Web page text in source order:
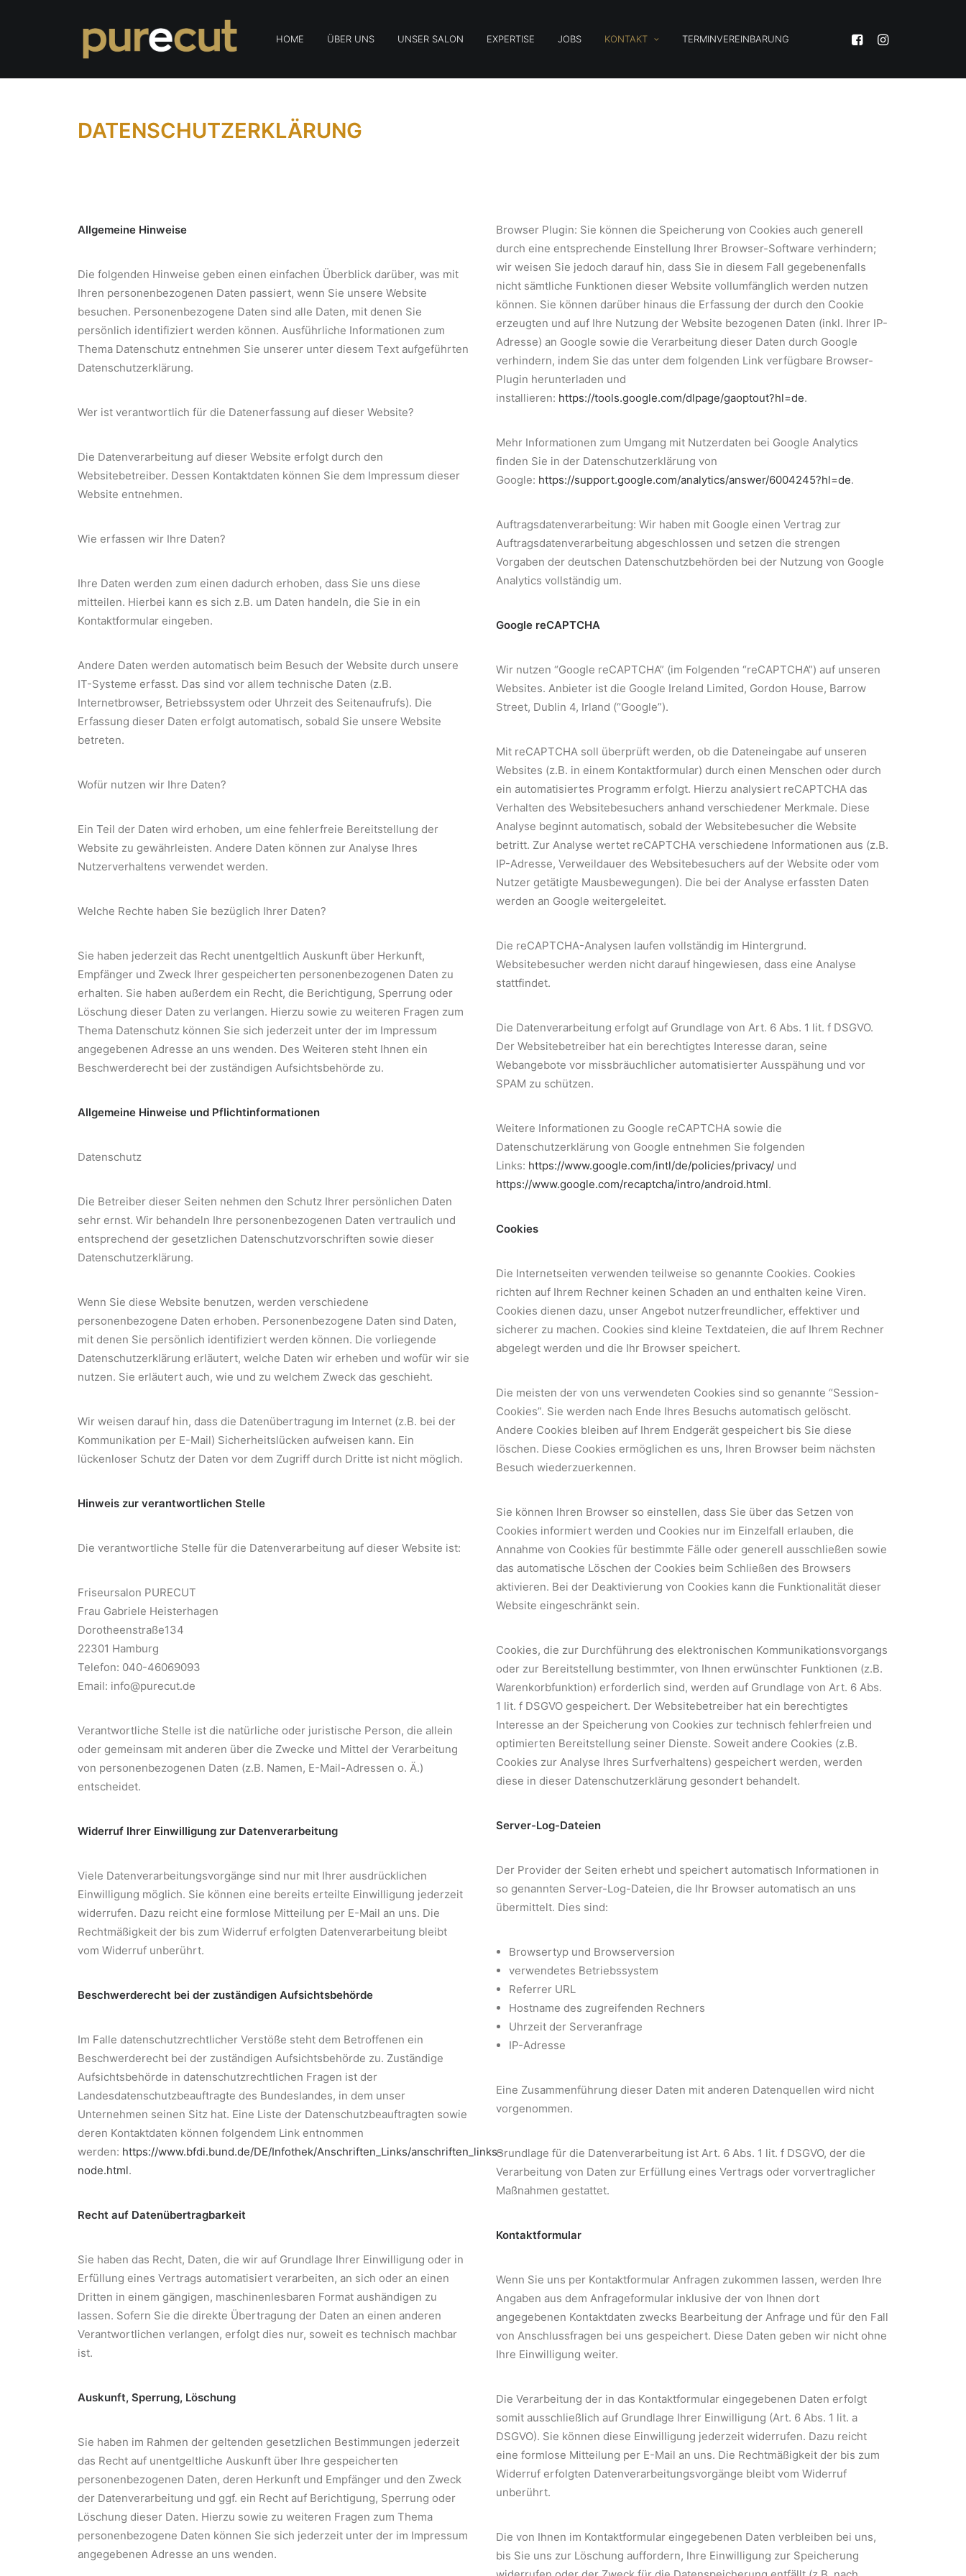
HOME ÜBER UNS UNSER SALON EXPERTISE JOBS KONTAKT TERMINVEREINBARUNG
DATENSCHUTZERKLÄRUNG
Allgemeine Hinweise
Die folgenden Hinweise geben einen einfachen Überblick darüber, was mit
Ihren personenbezogenen Daten passiert, wenn Sie unsere Website
besuchen. Personenbezogene Daten sind alle Daten, mit denen Sie
persönlich identifiziert werden können. Ausführliche Informationen zum
Thema Datenschutz entnehmen Sie unserer unter diesem Text aufgeführten
Datenschutzerklärung.
Wer ist verantwortlich für die Datenerfassung auf dieser Website?
Die Datenverarbeitung auf dieser Website erfolgt durch den
Websitebetreiber. Dessen Kontaktdaten können Sie dem Impressum dieser
Website entnehmen.
Wie erfassen wir Ihre Daten?
Ihre Daten werden zum einen dadurch erhoben, dass Sie uns diese
mitteilen. Hierbei kann es sich z.B. um Daten handeln, die Sie in ein
Kontaktformular eingeben.
Andere Daten werden automatisch beim Besuch der Website durch unsere
IT-Systeme erfasst. Das sind vor allem technische Daten (z.B.
Internetbrowser, Betriebssystem oder Uhrzeit des Seitenaufrufs). Die
Erfassung dieser Daten erfolgt automatisch, sobald Sie unsere Website
betreten.
Wofür nutzen wir Ihre Daten?
Ein Teil der Daten wird erhoben, um eine fehlerfreie Bereitstellung der
Website zu gewährleisten. Andere Daten können zur Analyse Ihres
Nutzerverhaltens verwendet werden.
Welche Rechte haben Sie bezüglich Ihrer Daten?
Sie haben jederzeit das Recht unentgeltlich Auskunft über Herkunft,
Empfänger und Zweck Ihrer gespeicherten personenbezogenen Daten zu
erhalten. Sie haben außerdem ein Recht, die Berichtigung, Sperrung oder
Löschung dieser Daten zu verlangen. Hierzu sowie zu weiteren Fragen zum
Thema Datenschutz können Sie sich jederzeit unter der im Impressum
angegebenen Adresse an uns wenden. Des Weiteren steht Ihnen ein
Beschwerderecht bei der zuständigen Aufsichtsbehörde zu.
Allgemeine Hinweise und Pflichtinformationen
Datenschutz
Die Betreiber dieser Seiten nehmen den Schutz Ihrer persönlichen Daten
sehr ernst. Wir behandeln Ihre personenbezogenen Daten vertraulich und
entsprechend der gesetzlichen Datenschutzvorschriften sowie dieser
Datenschutzerklärung.
Wenn Sie diese Website benutzen, werden verschiedene
personenbezogene Daten erhoben. Personenbezogene Daten sind Daten,
mit denen Sie persönlich identifiziert werden können. Die vorliegende
Datenschutzerklärung erläutert, welche Daten wir erheben und wofür wir sie
nutzen. Sie erläutert auch, wie und zu welchem Zweck das geschieht.
Wir weisen darauf hin, dass die Datenübertragung im Internet (z.B. bei der
Kommunikation per E-Mail) Sicherheitslücken aufweisen kann. Ein
lückenloser Schutz der Daten vor dem Zugriff durch Dritte ist nicht möglich.
Hinweis zur verantwortlichen Stelle
Die verantwortliche Stelle für die Datenverarbeitung auf dieser Website ist:
Friseursalon PURECUT
Frau Gabriele Heisterhagen
Dorotheenstraße134
22301 Hamburg
Telefon: 040-46069093
Email: info@purecut.de
Verantwortliche Stelle ist die natürliche oder juristische Person, die allein
oder gemeinsam mit anderen über die Zwecke und Mittel der Verarbeitung
von personenbezogenen Daten (z.B. Namen, E-Mail-Adressen o. Ä.)
entscheidet.
Widerruf Ihrer Einwilligung zur Datenverarbeitung
Viele Datenverarbeitungsvorgänge sind nur mit Ihrer ausdrücklichen
Einwilligung möglich. Sie können eine bereits erteilte Einwilligung jederzeit
widerrufen. Dazu reicht eine formlose Mitteilung per E-Mail an uns. Die
Rechtmäßigkeit der bis zum Widerruf erfolgten Datenverarbeitung bleibt
vom Widerruf unberührt.
Beschwerderecht bei der zuständigen Aufsichtsbehörde
Im Falle datenschutzrechtlicher Verstöße steht dem Betroffenen ein
Beschwerderecht bei der zuständigen Aufsichtsbehörde zu. Zuständige
Aufsichtsbehörde in datenschutzrechtlichen Fragen ist der
Landesdatenschutzbeauftragte des Bundeslandes, in dem unser
Unternehmen seinen Sitz hat. Eine Liste der Datenschutzbeauftragten sowie
deren Kontaktdaten können folgendem Link entnommen
werden: https://www.bfdi.bund.de/DE/Infothek/Anschriften_Links/anschriften_links-
node.html.
Recht auf Datenübertragbarkeit
Sie haben das Recht, Daten, die wir auf Grundlage Ihrer Einwilligung oder in
Erfüllung eines Vertrags automatisiert verarbeiten, an sich oder an einen
Dritten in einem gängigen, maschinenlesbaren Format aushändigen zu
lassen. Sofern Sie die direkte Übertragung der Daten an einen anderen
Verantwortlichen verlangen, erfolgt dies nur, soweit es technisch machbar
ist.
Auskunft, Sperrung, Löschung
Sie haben im Rahmen der geltenden gesetzlichen Bestimmungen jederzeit
das Recht auf unentgeltliche Auskunft über Ihre gespeicherten
personenbezogenen Daten, deren Herkunft und Empfänger und den Zweck
der Datenverarbeitung und ggf. ein Recht auf Berichtigung, Sperrung oder
Löschung dieser Daten. Hierzu sowie zu weiteren Fragen zum Thema
personenbezogene Daten können Sie sich jederzeit unter der im Impressum
angegebenen Adresse an uns wenden.
Browser Plugin: Sie können die Speicherung von Cookies auch generell
durch eine entsprechende Einstellung Ihrer Browser-Software verhindern;
wir weisen Sie jedoch darauf hin, dass Sie in diesem Fall gegebenenfalls
nicht sämtliche Funktionen dieser Website vollumfänglich werden nutzen
können. Sie können darüber hinaus die Erfassung der durch den Cookie
erzeugten und auf Ihre Nutzung der Website bezogenen Daten (inkl. Ihrer IP-
Adresse) an Google sowie die Verarbeitung dieser Daten durch Google
verhindern, indem Sie das unter dem folgenden Link verfügbare Browser-
Plugin herunterladen und
installieren: https://tools.google.com/dlpage/gaoptout?hl=de.
Mehr Informationen zum Umgang mit Nutzerdaten bei Google Analytics
finden Sie in der Datenschutzerklärung von
Google: https://support.google.com/analytics/answer/6004245?hl=de.
Auftragsdatenverarbeitung: Wir haben mit Google einen Vertrag zur
Auftragsdatenverarbeitung abgeschlossen und setzen die strengen
Vorgaben der deutschen Datenschutzbehörden bei der Nutzung von Google
Analytics vollständig um.
Google reCAPTCHA
Wir nutzen “Google reCAPTCHA” (im Folgenden “reCAPTCHA”) auf unseren
Websites. Anbieter ist die Google Ireland Limited, Gordon House, Barrow
Street, Dublin 4, Irland (“Google”).
Mit reCAPTCHA soll überprüft werden, ob die Dateneingabe auf unseren
Websites (z.B. in einem Kontaktformular) durch einen Menschen oder durch
ein automatisiertes Programm erfolgt. Hierzu analysiert reCAPTCHA das
Verhalten des Websitebesuchers anhand verschiedener Merkmale. Diese
Analyse beginnt automatisch, sobald der Websitebesucher die Website
betritt. Zur Analyse wertet reCAPTCHA verschiedene Informationen aus (z.B.
IP-Adresse, Verweildauer des Websitebesuchers auf der Website oder vom
Nutzer getätigte Mausbewegungen). Die bei der Analyse erfassten Daten
werden an Google weitergeleitet.
Die reCAPTCHA-Analysen laufen vollständig im Hintergrund.
Websitebesucher werden nicht darauf hingewiesen, dass eine Analyse
stattfindet.
Die Datenverarbeitung erfolgt auf Grundlage von Art. 6 Abs. 1 lit. f DSGVO.
Der Websitebetreiber hat ein berechtigtes Interesse daran, seine
Webangebote vor missbräuchlicher automatisierter Ausspähung und vor
SPAM zu schützen.
Weitere Informationen zu Google reCAPTCHA sowie die
Datenschutzerklärung von Google entnehmen Sie folgenden
Links: https://www.google.com/intl/de/policies/privacy/ und
https://www.google.com/recaptcha/intro/android.html.
Cookies
Die Internetseiten verwenden teilweise so genannte Cookies. Cookies
richten auf Ihrem Rechner keinen Schaden an und enthalten keine Viren.
Cookies dienen dazu, unser Angebot nutzerfreundlicher, effektiver und
sicherer zu machen. Cookies sind kleine Textdateien, die auf Ihrem Rechner
abgelegt werden und die Ihr Browser speichert.
Die meisten der von uns verwendeten Cookies sind so genannte “Session-
Cookies”. Sie werden nach Ende Ihres Besuchs automatisch gelöscht.
Andere Cookies bleiben auf Ihrem Endgerät gespeichert bis Sie diese
löschen. Diese Cookies ermöglichen es uns, Ihren Browser beim nächsten
Besuch wiederzuerkennen.
Sie können Ihren Browser so einstellen, dass Sie über das Setzen von
Cookies informiert werden und Cookies nur im Einzelfall erlauben, die
Annahme von Cookies für bestimmte Fälle oder generell ausschließen sowie
das automatische Löschen der Cookies beim Schließen des Browsers
aktivieren. Bei der Deaktivierung von Cookies kann die Funktionalität dieser
Website eingeschränkt sein.
Cookies, die zur Durchführung des elektronischen Kommunikationsvorgangs
oder zur Bereitstellung bestimmter, von Ihnen erwünschter Funktionen (z.B.
Warenkorbfunktion) erforderlich sind, werden auf Grundlage von Art. 6 Abs.
1 lit. f DSGVO gespeichert. Der Websitebetreiber hat ein berechtigtes
Interesse an der Speicherung von Cookies zur technisch fehlerfreien und
optimierten Bereitstellung seiner Dienste. Soweit andere Cookies (z.B.
Cookies zur Analyse Ihres Surfverhaltens) gespeichert werden, werden
diese in dieser Datenschutzerklärung gesondert behandelt.
Server-Log-Dateien
Der Provider der Seiten erhebt und speichert automatisch Informationen in
so genannten Server-Log-Dateien, die Ihr Browser automatisch an uns
übermittelt. Dies sind:
Browsertyp und Browserversion
verwendetes Betriebssystem
Referrer URL
Hostname des zugreifenden Rechners
Uhrzeit der Serveranfrage
IP-Adresse
Eine Zusammenführung dieser Daten mit anderen Datenquellen wird nicht
vorgenommen.
Grundlage für die Datenverarbeitung ist Art. 6 Abs. 1 lit. f DSGVO, der die
Verarbeitung von Daten zur Erfüllung eines Vertrags oder vorvertraglicher
Maßnahmen gestattet.
Kontaktformular
Wenn Sie uns per Kontaktformular Anfragen zukommen lassen, werden Ihre
Angaben aus dem Anfrageformular inklusive der von Ihnen dort
angegebenen Kontaktdaten zwecks Bearbeitung der Anfrage und für den Fall
von Anschlussfragen bei uns gespeichert. Diese Daten geben wir nicht ohne
Ihre Einwilligung weiter.
Die Verarbeitung der in das Kontaktformular eingegebenen Daten erfolgt
somit ausschließlich auf Grundlage Ihrer Einwilligung (Art. 6 Abs. 1 lit. a
DSGVO). Sie können diese Einwilligung jederzeit widerrufen. Dazu reicht
eine formlose Mitteilung per E-Mail an uns. Die Rechtmäßigkeit der bis zum
Widerruf erfolgten Datenverarbeitungsvorgänge bleibt vom Widerruf
unberührt.
Die von Ihnen im Kontaktformular eingegebenen Daten verbleiben bei uns,
bis Sie uns zur Löschung auffordern, Ihre Einwilligung zur Speicherung